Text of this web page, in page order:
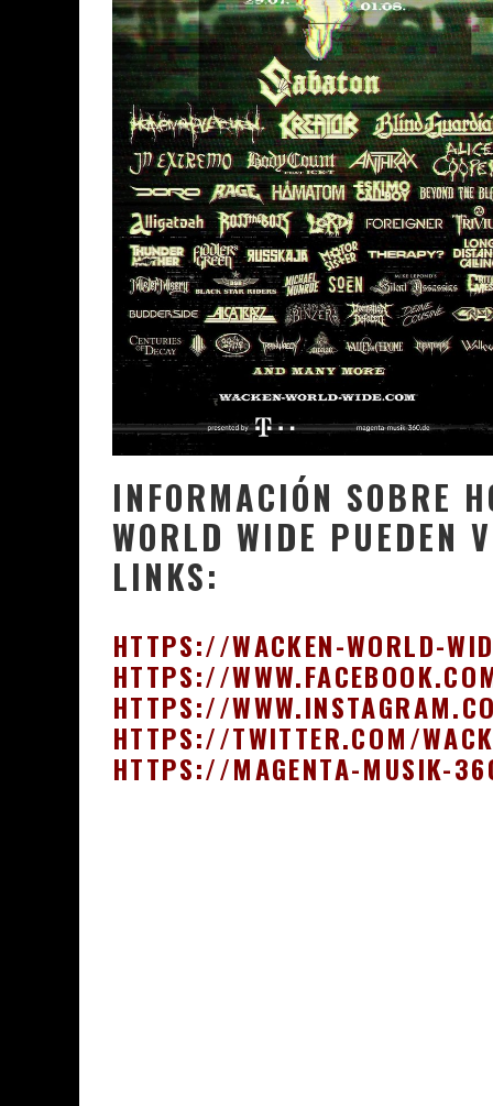
INFORMACIÓN SOBRE
WORLD WIDE PUEDEN
LINKS:
HTTPS://WACKEN-WORLD-
HTTPS://
HTTPS://
HTTPS://TWITTER.COM/
HTTPS://MAGENTA-MUSIK-